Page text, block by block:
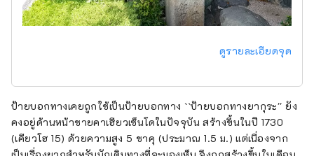
ดูรายละเอียดจุด
ป้ายบอกทางเคยถูกใช้เป็นป้ายบอกทาง ``ป้ายบอกทางยากุระ'' ยัง
คงอยู่ด้านหน้าชายคาเฮียวเซ็นโดในปัจจุบัน สร้างขึ้นในปี 1730
(เคียวโฮ 15) ด้วยความสูง 5 ชาคุ (ประมาณ 1.5 ม.) แต่เนื่องจาก